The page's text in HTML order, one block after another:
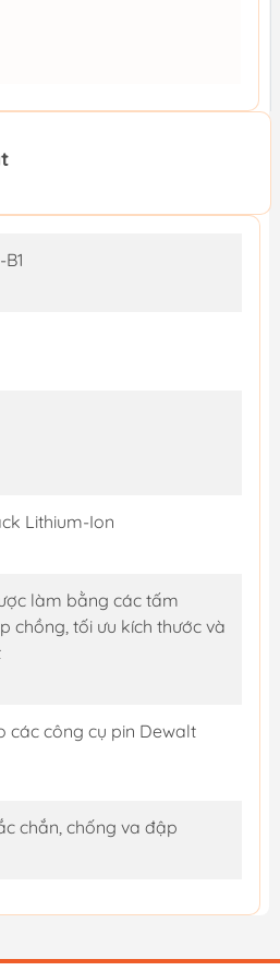
Lithium-Ion
làm bằng các tấm
chồng, tối ưu kích thước và
các công cụ pin Dewalt
chắn, chống va đập